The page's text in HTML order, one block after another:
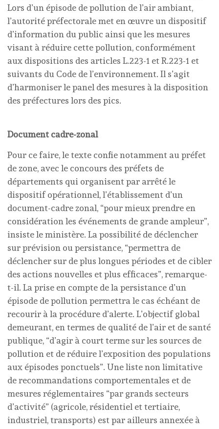
Lors d’un épisode de pollution de l’air ambiant,
l’autorité préfectorale met en œuvre un dispositif
d’information du public ainsi que les mesures
visant à réduire cette pollution, conformément
aux dispositions des articles L.223-1 et R.223-1 et
suivants du Code de l’environnement. Il s’agit
d’harmoniser le panel des mesures à la disposition
des préfectures lors des pics.
Document cadre-zonal
Pour ce faire, le texte confie notamment au préfet
de zone, avec le concours des préfets de
départements qui organisent par arrêté le
dispositif opérationnel, l’établissement d’un
document-cadre zonal, “pour mieux prendre en
considération les événements de grande ampleur”,
insiste le ministère. La possibilité de déclencher
sur prévision ou persistance, “permettra de
déclencher sur de plus longues périodes et de cibler
des actions nouvelles et plus efficaces”, remarque-
t-il. La prise en compte de la persistance d’un
épisode de pollution permettra le cas échéant de
recourir à la procédure d’alerte. L’objectif global
demeurant, en termes de qualité de l’air et de santé
publique, “d’agir à court terme sur les sources de
pollution et de réduire l’exposition des populations
aux épisodes ponctuels”. Une liste non limitative
de recommandations comportementales et de
mesures réglementaires “par grands secteurs
d’activité” (agricole, résidentiel et tertiaire,
industriel, transports) est par ailleurs annexée à